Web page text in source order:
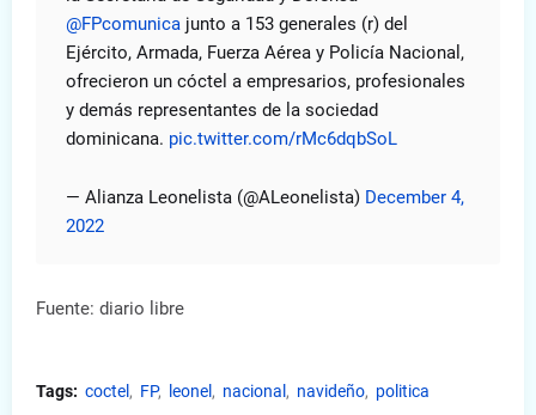
@FPcomunica junto a 153 generales (r) del
Ejército, Armada, Fuerza Aérea y Policía Nacional,
ofrecieron un cóctel a empresarios, profesionales
y demás representantes de la sociedad
dominicana. pic.twitter.com/rMc6dqbSoL
— Alianza Leonelista (@ALeonelista) December 4,
2022
Fuente: diario libre
Tags: coctel FP leonel nacional navideño politica